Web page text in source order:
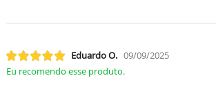
Eduardo O. 09/09/2025
Eu recomendo esse produto.